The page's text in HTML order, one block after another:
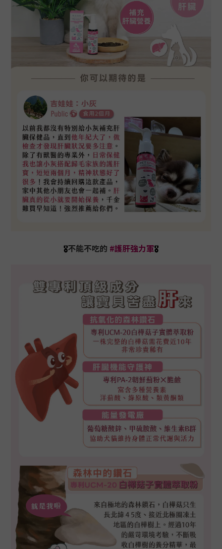
🎖️不能不吃的 #護肝強力軍🎖️